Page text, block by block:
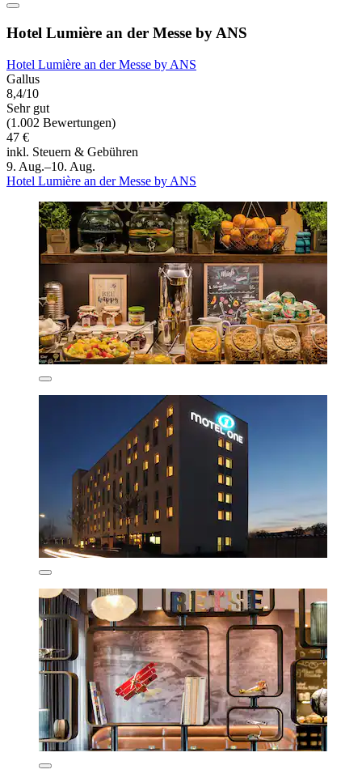
Hotel Lumière an der Messe by ANS
Hotel Lumière an der Messe by ANS
Gallus
8,4/10
Sehr gut
(1.002 Bewertungen)
47 €
inkl. Steuern & Gebühren
9. Aug.–10. Aug.
Hotel Lumière an der Messe by ANS